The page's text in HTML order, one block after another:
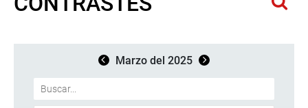
Marzo del 2025